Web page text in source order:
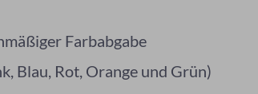
Farbabgabe
Blau, Rot, Orange und Grün)